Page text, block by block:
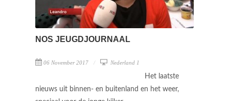
NOS JEUGDJOURNAAL
06 November 2017 Nederland 1
Het laatste
nieuws uit binnen- en buitenland en het weer,